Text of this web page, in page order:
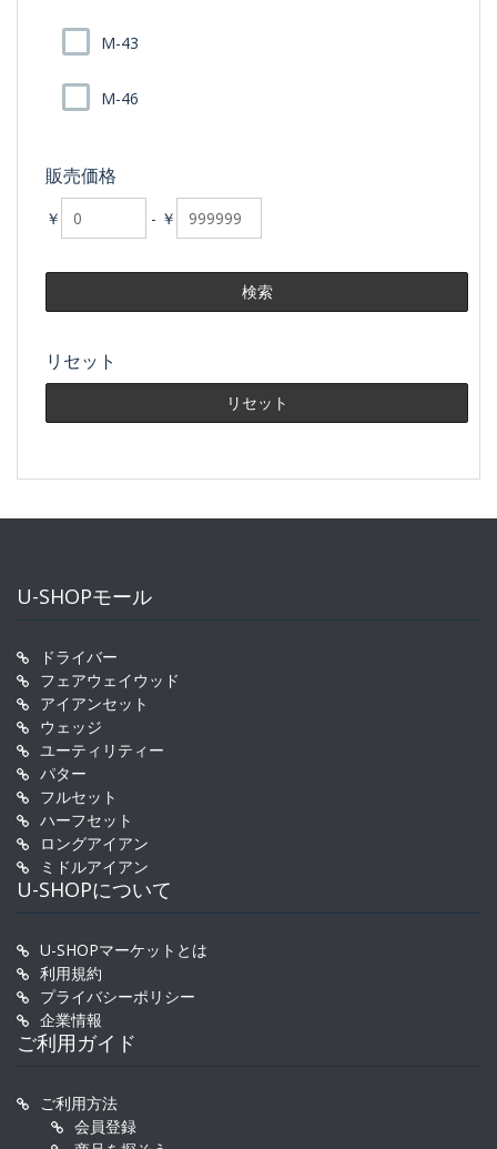
M-43
M-46
販売価格
￥ - ￥
リセット
U-SHOPモール
ドライバー
フェアウェイウッド
アイアンセット
ウェッジ
ユーティリティー
パター
フルセット
ハーフセット
ロングアイアン
ミドルアイアン
U-SHOPについて
U-SHOPマーケットとは
利用規約
プライバシーポリシー
企業情報
ご利用ガイド
ご利用方法
会員登録